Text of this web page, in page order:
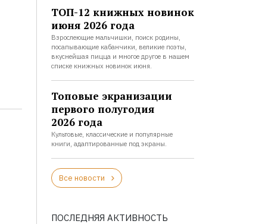
ТОП-12 книжных новинок
июня 2026 года
Взрослеющие мальчишки, поиск родины,
посапывающие кабанчики, великие поэты,
вкуснейшая пицца и многое другое в нашем
списке книжных новинок июня.
Топовые экранизации
первого полугодия
2026 года
Культовые, классические и популярные
книги, адаптированные под экраны.
Все новости
ПОСЛЕДНЯЯ АКТИВНОСТЬ